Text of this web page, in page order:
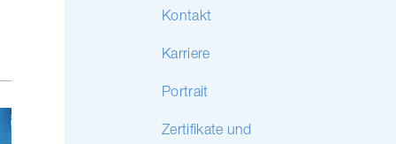
Kontakt
Karriere
Portrait
Zertifikate und